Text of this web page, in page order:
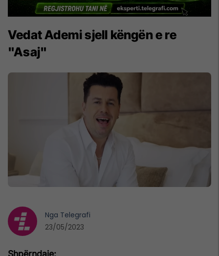
Vedat Ademi sjell këngën e re
"Asaj"
Nga Telegrafi
23/05/2023